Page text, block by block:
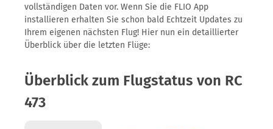
vollständigen Daten vor. Wenn Sie die FLIO App
installieren erhalten Sie schon bald Echtzeit Updates zu
Ihrem eigenen nächsten Flug! Hier nun ein detaillierter
Überblick über die letzten Flüge:
Überblick zum Flugstatus von RC
473